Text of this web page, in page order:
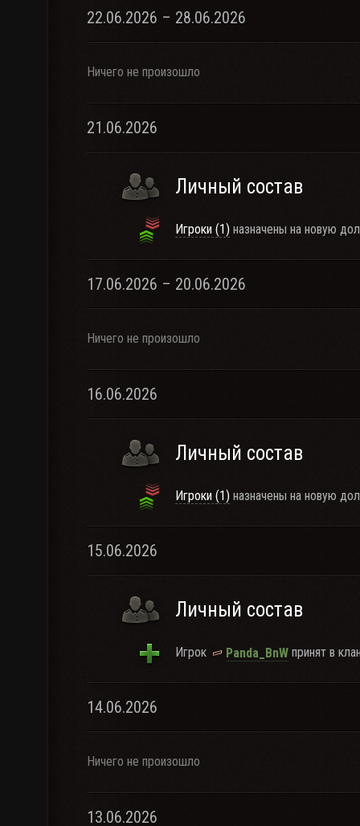
22.06.2026 – 28.06.2026
Ничего не произошло
21.06.2026
Личный состав
Игроки (1) назначены на новую
17.06.2026 – 20.06.2026
Ничего не произошло
16.06.2026
Личный состав
Игроки (1) назначены на новую
15.06.2026
Личный состав
Игрок Panda_BnW принят в
14.06.2026
Ничего не произошло
13.06.2026